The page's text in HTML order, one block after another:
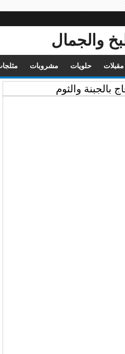
والجمال
مقبلات حلويات مشروبات
بالجبنة والثوم